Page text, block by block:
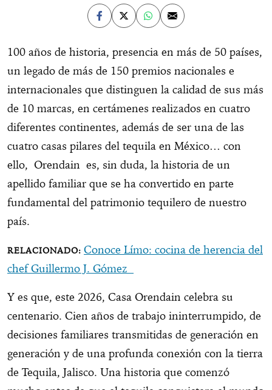
100 años de historia, presencia en más de 50 países,
un legado de más de 150 premios nacionales e
internacionales que distinguen la calidad de sus más
de 10 marcas, en certámenes realizados en cuatro
diferentes continentes, además de ser una de las
cuatro casas pilares del tequila en México… con
ello, Orendain es, sin duda, la historia de un
apellido familiar que se ha convertido en parte
fundamental del patrimonio tequilero de nuestro
país.
Conoce Límo: cocina de herencia del
chef Guillermo J. Gómez
Y es que, este 2026, Casa Orendain celebra su
centenario. Cien años de trabajo ininterrumpido, de
decisiones familiares transmitidas de generación en
generación y de una profunda conexión con la tierra
de Tequila, Jalisco. Una historia que comenzó